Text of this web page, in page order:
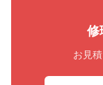
修
お見